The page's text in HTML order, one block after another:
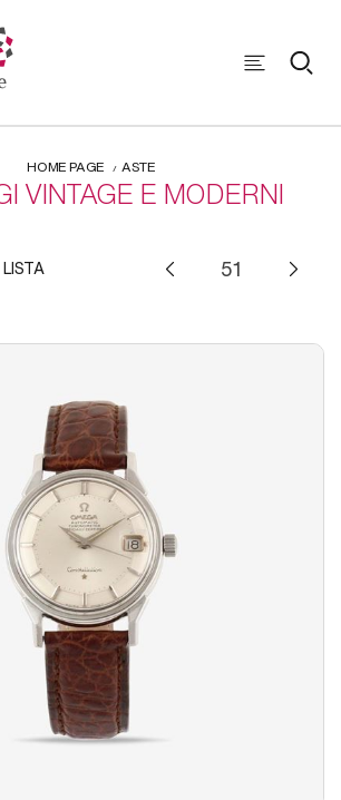
HOME PAGE ASTE
VINTAGE E MODERNI